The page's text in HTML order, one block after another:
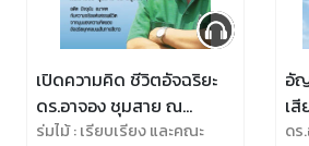
เปิดความคิด ชีวิตอัจฉริยะ
ดร.อาจอง ชุมสาย ณ
อยุธยา (หนังสือเสียง)
ร่มไม้ : เรียบเรียง และคณะ
อั
เสี
ดร